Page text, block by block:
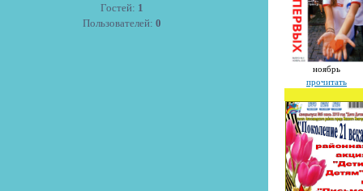
Гостей: 1
Пользователей: 0